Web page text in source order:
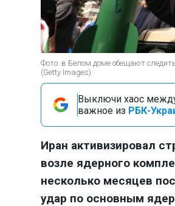
Фото: в Белом доме обещают
(Getty Images)
Выключи хаос
важное из РБК-
Иран активизировал
возле ядерного
несколько месяцев
удар по основным